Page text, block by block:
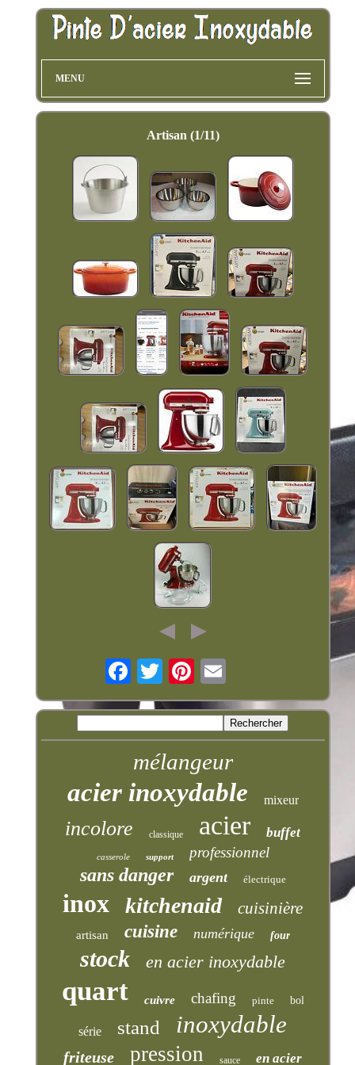
MENU
Artisan (1/11)
mélangeur
acier inoxydable mixeur
incolore classique acier buffet
casserole support professionnel
sans danger argent électrique
inox kitchenaid cuisinière
artisan cuisine numérique four
stock en acier inoxydable
quart cuivre chafing pinte bol
série stand inoxydable
friteuse pression sauce en acier